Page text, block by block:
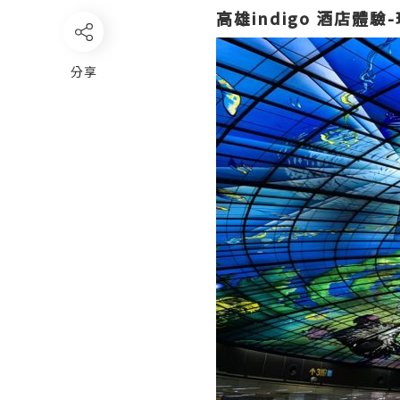
分享
高雄indigo 酒店體驗-